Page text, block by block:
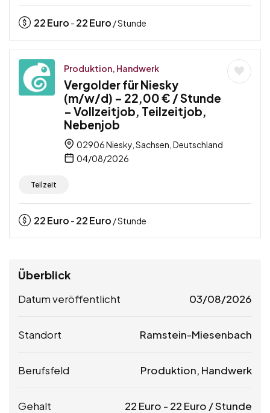
22Euro - 22Euro / Stunde
Produktion, Handwerk
Vergolder für Niesky
(m/w/d) – 22,00 € / Stunde
– Vollzeitjob, Teilzeitjob,
Nebenjob
02906 Niesky, Sachsen, Deutschland
04/08/2026
Teilzeit
22Euro - 22Euro / Stunde
Überblick
Datum veröffentlicht 03/08/2026
Standort Ramstein-Miesenbach
Berufsfeld Produktion, Handwerk
Gehalt 22 Euro - 22 Euro / Stunde